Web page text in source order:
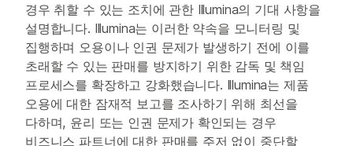
경우 취할 수 있는 조치에 관한 Illumina의 기대 사항을
설명합니다. Illumina는 이러한 약속을 모니터링 및
집행하며 오용이나 인권 문제가 발생하기 전에 이를
초래할 수 있는 판매를 방지하기 위한 감독 및 책임
프로세스를 확장하고 강화했습니다. Illumina는 제품
오용에 대한 잠재적 보고를 조사하기 위해 최선을
다하며, 윤리 또는 인권 문제가 확인되는 경우
비즈니스 파트너에 대한 판매를 주저 없이 중단할